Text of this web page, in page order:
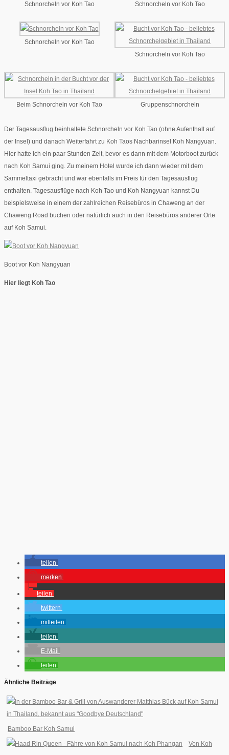
Schnorcheln vor Koh Tao Schnorcheln vor Koh Tao
Schnorcheln vor Koh Tao
Schnorcheln vor Koh Tao
Beim Schnorcheln vor Koh Tao Gruppenschnorcheln
Der Tagesausflug beinhaltete Schnorcheln vor Koh Tao (ohne Aufenthalt auf
der Insel) und danach Weiterfahrt zu Koh Taos Nachbarinsel Koh Nangyuan.
Hier hatte ich ein paar Stunden Zeit, bevor es dann mit dem Motorboot zurück
nach Koh Samui ging. Zu meinem Hotel wurde ich dann wieder mit dem
Sammeltaxi gebracht und war ebenfalls im Preis für den Tagesausflug
enthalten. Tagesausflüge nach Koh Tao und Koh Nangyuan kannst Du
beispielsweise in einem der zahlreichen Reisebüros in Chaweng an der
Chaweng Road buchen oder natürlich auch in den Reisebüros anderer Orte
auf Koh Samui.
Boot vor Koh Nangyuan
Hier liegt Koh Tao
teilen
merken
teilen
twittern
mitteilen
teilen
E-Mail
teilen
Ähnliche Beiträge
Bamboo Bar Koh Samui
Von Koh